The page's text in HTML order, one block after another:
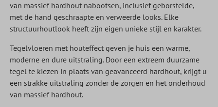
van massief hardhout nabootsen, inclusief geborstelde,
met de hand geschraapte en verweerde looks. Elke
structuurhoutlook heeft zijn eigen unieke stijl en karakter.
Tegelvloeren met houteffect geven je huis een warme,
moderne en dure uitstraling. Door een extreem duurzame
tegel te kiezen in plaats van geavanceerd hardhout, krijgt u
een strakke uitstraling zonder de zorgen en het onderhoud
van massief hardhout.